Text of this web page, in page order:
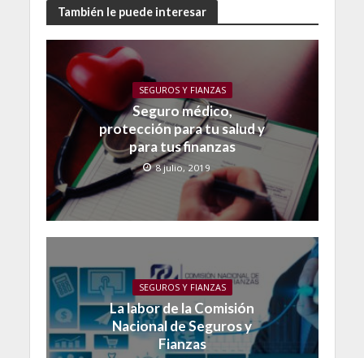
También le puede interesar
SEGUROS Y FIANZAS
Seguro médico,
protección para tu salud y
para tus finanzas
8 julio, 2019
SEGUROS Y FIANZAS
La labor de la Comisión
Nacional de Seguros y
Fianzas